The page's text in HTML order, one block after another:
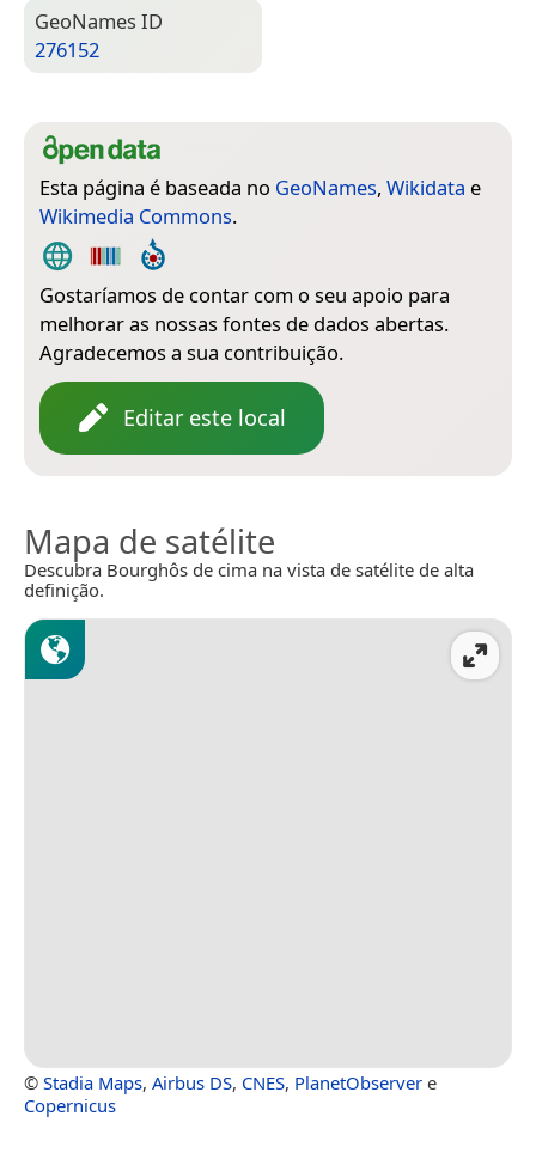
Geo­Names ID
276152
Esta página é baseada no GeoNames, Wikidata e
Wikimedia Commons.
Gostaríamos de contar com o seu apoio para
melhorar as nossas fontes de dados abertas.
Agradecemos a sua contribuição.
Editar este local
Mapa de satélite
Descubra Bourghôs de cima na vista de satélite de alta
definição.
© Stadia Maps, Airbus DS, CNES, PlanetObserver e
Copernicus